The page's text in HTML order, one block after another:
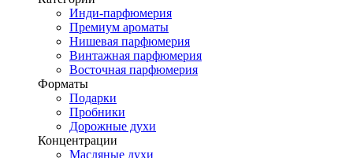
Инди-парфюмерия
Премиум ароматы
Нишевая парфюмерия
Винтажная парфюмерия
Восточная парфюмерия
Форматы
Подарки
Пробники
Дорожные духи
Концентрации
Масляные духи